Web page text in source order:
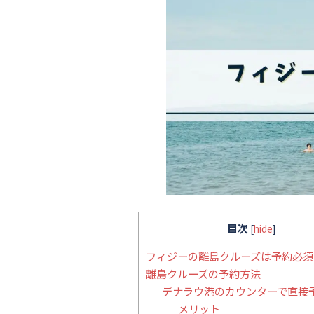
目次 [hide]
フィジーの離島クルーズは予約必須
離島クルーズの予約方法
デナラウ港のカウンターで直接
メリット